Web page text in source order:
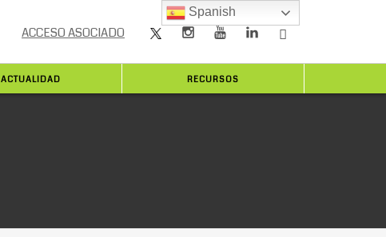
ACTUALIDAD RECURSOS
ACCESO ASOCIADO
Spanish